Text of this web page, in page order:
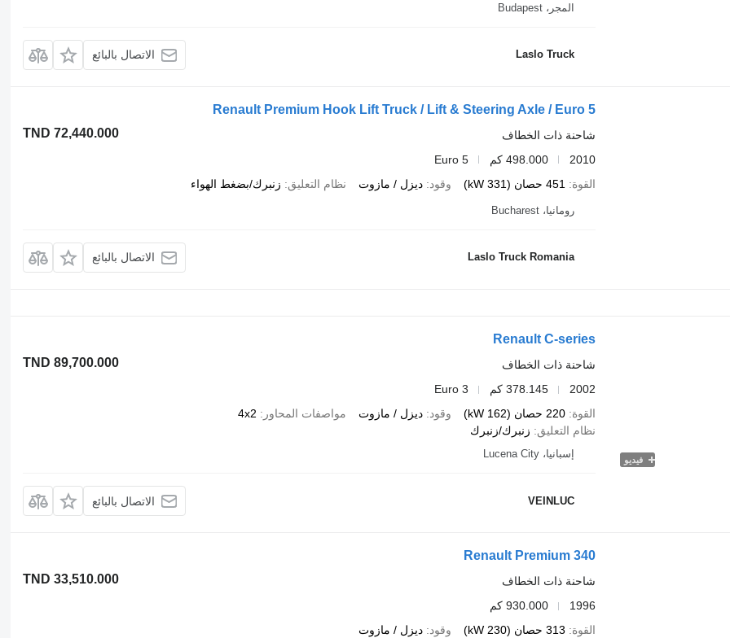
المجر، Budapest
Laslo Truck الاتصال بالبائع
Renault Premium Hook Lift Truck / Lift & Steering Axle / Euro 5
TND 72,440.000
شاحنة ذات الخطاف
2010
498.000 كم
Euro 5
القوة
451 حصان (331 kW) وقود ديزل / مازوت نظام التعليق زنبرك/بضغط الهواء
رومانيا، Bucharest
Laslo Truck Romania الاتصال بالبائع
فيديو
Renault C-series
TND 89,700.000
شاحنة ذات الخطاف
2002
378.145 كم
Euro 3
القوة 220 حصان (162 kW) وقود ديزل / مازوت مواصفات المحاور
4x2
نظام التعليق
زنبرك/زنبرك
إسبانيا، Lucena City
VEINLUC الاتصال بالبائع
Renault Premium 340
TND 33,510.000
شاحنة ذات الخطاف
1996
930.000 كم
القوة
313 حصان (230 kW) وقود ديزل / مازوت